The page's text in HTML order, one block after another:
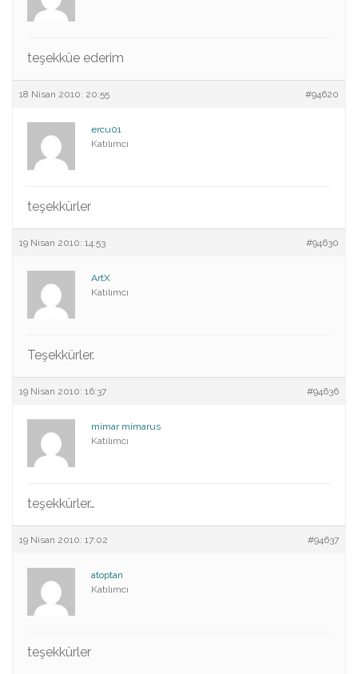
teşekküe ederim
18 Nisan 2010: 20:55 #94620
ercu01
Katılımcı
teşekkürler
19 Nisan 2010: 14:53 #94630
ArtX
Katılımcı
Teşekkürler.
19 Nisan 2010: 16:37 #94636
mimar mimarus
Katılımcı
teşekkürler…
19 Nisan 2010: 17:02 #94637
atoptan
Katılımcı
teşekkürler